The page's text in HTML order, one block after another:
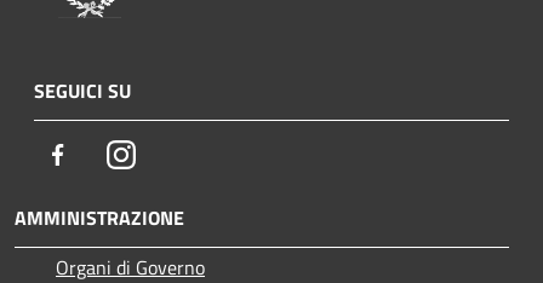
SEGUICI SU
FacebookInstagram
AMMINISTRAZIONE
Organi di Governo